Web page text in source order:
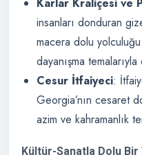
Karlar Kraliçesi ve
insanları donduran
macera dolu
dayanışma
Cesur İtfaiyeci:
Georgia’nın cesaret
azim ve kahramanlık
Kültür-Sanatla Dolu Bir